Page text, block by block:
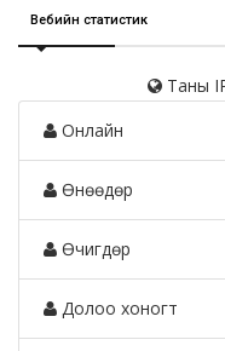
Вебийн статистик
Таны
Онлайн
Өнөөдөр
Өчигдөр
Долоо хоногт